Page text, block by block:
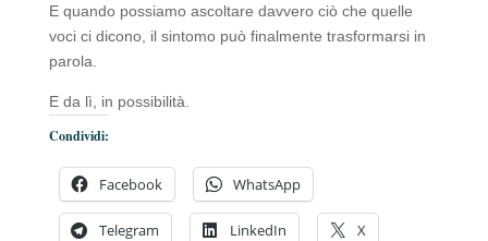
E quando possiamo ascoltare davvero ciò che quelle
voci ci dicono, il sintomo può finalmente trasformarsi in
parola.
E da lì, in possibilità.
Condividi:
Facebook WhatsApp
Telegram LinkedIn X